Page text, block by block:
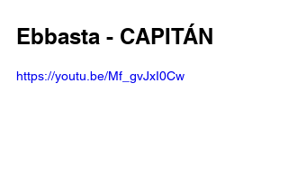
Ebbasta - CAPITÁN
https://youtu.be/Mf_gvJxI0Cw